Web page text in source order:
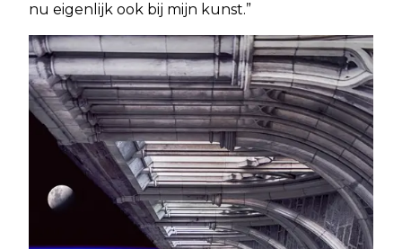
nu eigenlijk ook bij mijn kunst.”